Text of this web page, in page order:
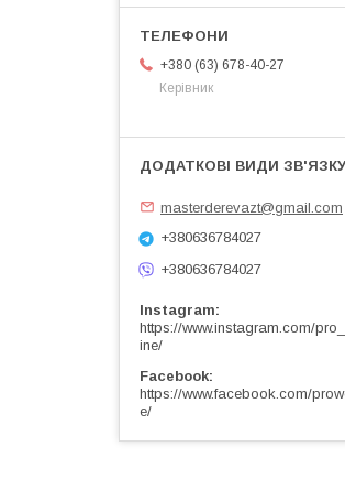
+380 (63) 678-40-27
Керівник
masterderevazt@gmail.com
+380636784027
+380636784027
Instagram
https://www.instagram.com/
ine/
Facebook
https://www.facebook.com/
e/